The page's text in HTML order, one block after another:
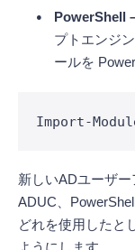
PowerShell
プトエンジ
ールを
Import-
新しいADユーザー
ADUC、
どれを使用したと